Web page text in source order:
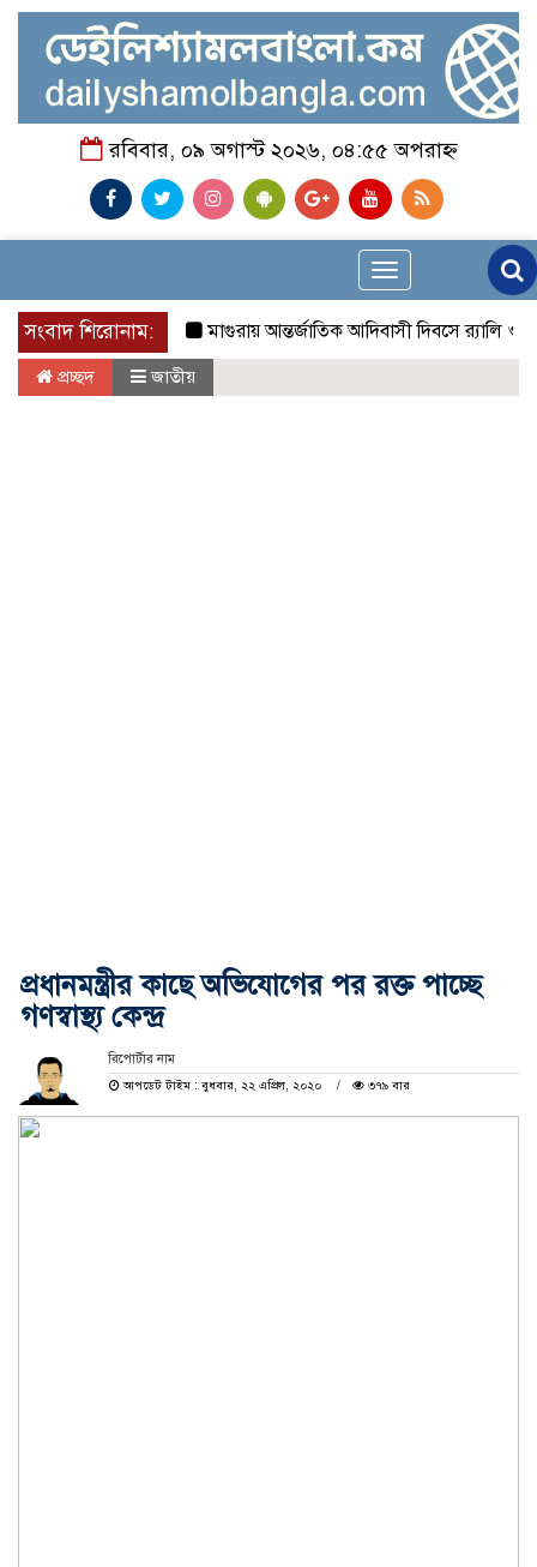
রবিবার, ০৯ অগাস্ট ২০২৬, ০৪:৫৫ অপরাহ্ন
Toggle
navigation
সংবাদ শিরোনাম:
মাগুরায় আন্তর্জাতিক আদিবাসী দিবসে র‍্যালি ও
প্রচ্ছদ জাতীয়
প্রধানমন্ত্রীর কাছে অভিযোগের পর রক্ত পাচ্ছে
গণস্বাস্থ্য কেন্দ্র
রিপোর্টার নাম
আপডেট টাইম : বুধবার, ২২ এপ্রিল, ২০২০
৩৭৯ বার